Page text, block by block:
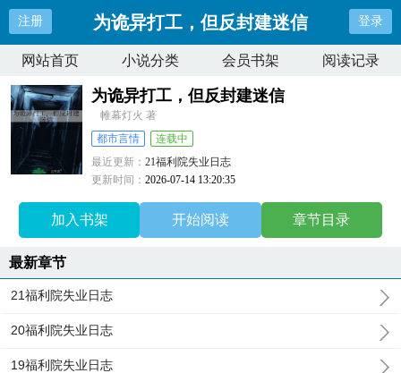
注册 为诡异打工，但反封建迷信 登录
网站首页 小说分类 会员书架 阅读记录
为诡异打工，但反封建迷信
帷幕灯火 著
都市言情
连载中
最近更新：21福利院失业日志
更新时间：2026-07-14 13:20:35
加入书架 开始阅读 章节目录
最新章节
21福利院失业日志
20福利院失业日志
19福利院失业日志